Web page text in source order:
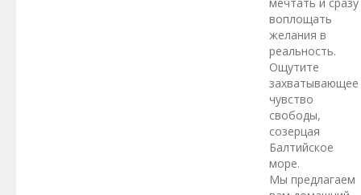
воплощать
желания в
реальность.
Ощутите
захватывающее
чувство
свободы,
созерцая
Балтийское
море.
Мы предлагаем